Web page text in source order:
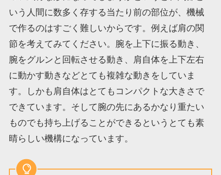
いう人間に数多く存する当たり前の部位が、機械
で作るのはすごく難しいからです。例えば肩の関
節を考えてみてください。腕を上下に振る動き、
腕をグルンと回転させる動き、肩自体を上下左右
に動かす動きなどとても複雑な動きをしていま
す。しかも肩自体はとてもコンパクトな大きさで
できています。そして腕の先にあるかなり重たい
ものでも持ち上げることができるというとても素
晴らしい機構になっています。